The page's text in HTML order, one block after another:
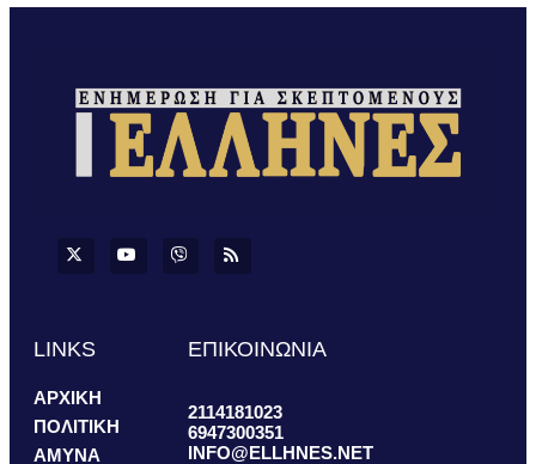
LINKS
ΑΡΧΙΚΗ
ΠΟΛΙΤΙΚΗ
ΑΜΥΝΑ
ΕΠΙΚΟΙΝΩΝΙΑ
2114181023
6947300351
INFO@ELLHNES.NET